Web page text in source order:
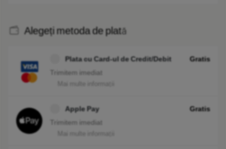
Alegeți metoda de plată
Plata cu Card-ul de Credit/Debit
Trimitem imediat
Gratis
Apple Pay
Trimitem imediat
Gratis